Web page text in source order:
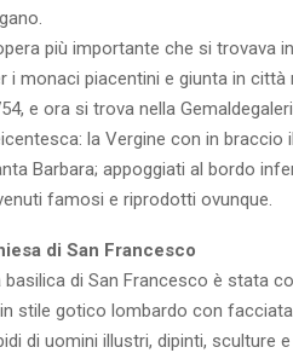
più importante che si trovava
i monaci piacentini e giunta in città
e ora si trova nella
la Vergine con in braccio
Barbara; appoggiati al bordo
famosi e riprodotti ovunque.
di San Francesco
basilica di San Francesco è stata
in stile gotico lombardo con
di uomini illustri, dipinti, sculture